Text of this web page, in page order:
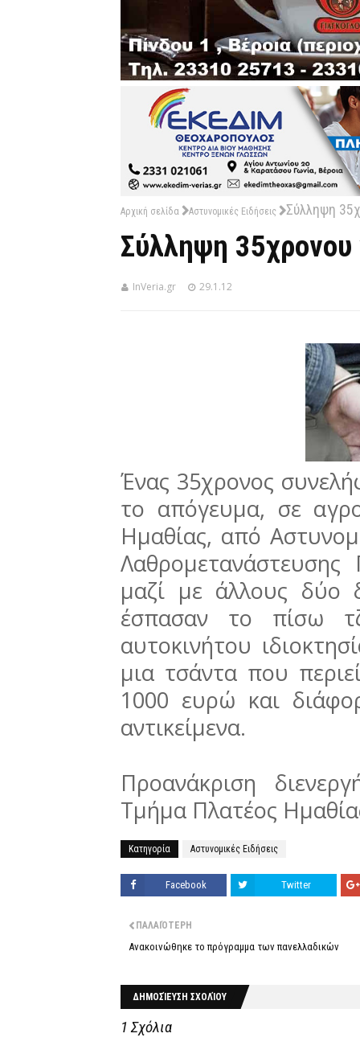
Αρχική σελίδα Αστυνομικές Ειδήσεις Σύλληψη
Σύλληψη 35χρονου
InVeria.gr 29.1.12
Ένας 35χρονος
το απόγευμα, σε
Ημαθίας, από
Λαθρομετανάστευσης
μαζί με άλλους δύο
έσπασαν το πίσω
αυτοκινήτου
μια τσάντα που
1000 ευρώ και
αντικείμενα.
Προανάκριση
Τμήμα Πλατέος
Κατηγορία Αστυνομικές Ειδήσεις
Facebook Twitter
ΠΑΛΑΙΌΤΕΡΗ
Ανακοινώθηκε το πρόγραμμα των πανελλαδικών
ΔΗΜΟΣΊΕΥΣΗ ΣΧΟΛΊΟΥ
1 Σχόλια